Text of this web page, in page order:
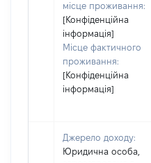
місце проживання:
[Конфіденційна
інформація]
Місце фактичного
проживання:
[Конфіденційна
інформація]
Джерело доходу:
Юридична особа,